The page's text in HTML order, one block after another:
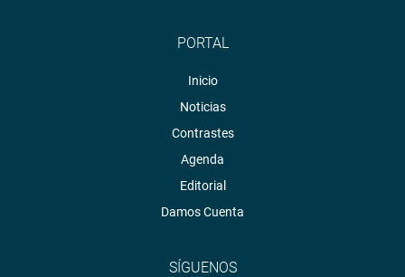
PORTAL
Inicio
Noticias
Contrastes
Agenda
Editorial
Damos Cuenta
SÍGUENOS